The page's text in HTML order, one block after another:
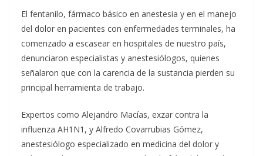
El fentanilo, fármaco básico en anestesia y en el manejo
del dolor en pacientes con enfermedades terminales, ha
comenzado a escasear en hospitales de nuestro país,
denunciaron especialistas y anestesiólogos, quienes
señalaron que con la carencia de la sustancia pierden su
principal herramienta de trabajo.
Expertos como Alejandro Macías, exzar contra la
influenza AH1N1, y Alfredo Covarrubias Gómez,
anestesiólogo especializado en medicina del dolor y